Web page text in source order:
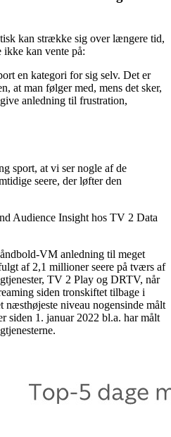
kan strække sig over længere tid,
ikke kan vente på:
en kategori for sig selv. Det er
at man følger med, mens det sker,
anledning til frustration,
sport, at vi ser nogle af de
seere, der løfter den
Audience Insight hos TV 2 Data
VM anledning til meget
af 2,1 millioner seere på tværs af
TV 2 Play og DRTV, når
siden tronskiftet tilbage i
næsthøjeste niveau nogensinde målt
siden 1. januar 2022 bl.a. har målt